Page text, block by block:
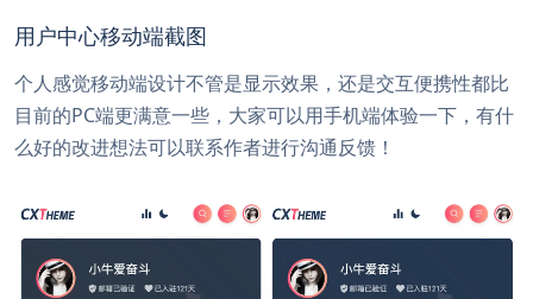
用户中心移动端截图
个人感觉移动端设计不管是显示效果，还是交互便携性都比
目前的PC端更满意一些，大家可以用手机端体验一下，有什
么好的改进想法可以联系作者进行沟通反馈！